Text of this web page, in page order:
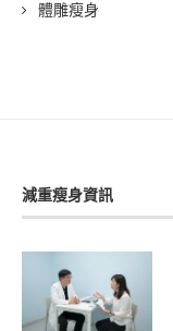
體雕瘦身
減重瘦身資訊